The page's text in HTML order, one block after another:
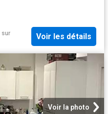
sur
Voir les détails
Voir la photo